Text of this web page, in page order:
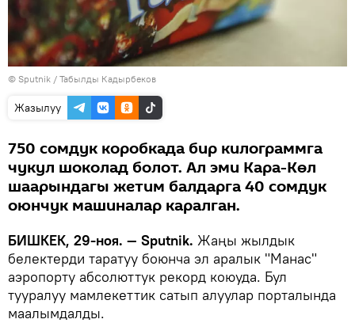
© Sputnik / Табылды Кадырбеков
Жазылуу
750 сомдук коробкада бир килограммга
чукул шоколад болот. Ал эми Кара-Көл
шаарындагы жетим балдарга 40 сомдук
оюнчук машиналар каралган.
БИШКЕК, 29-ноя. — Sputnik. Жаңы жылдык
белектерди таратуу боюнча эл аралык "Манас"
аэропорту абсолюттук рекорд коюуда. Бул
тууралуу мамлекеттик сатып алуулар порталында
маалымдалды.